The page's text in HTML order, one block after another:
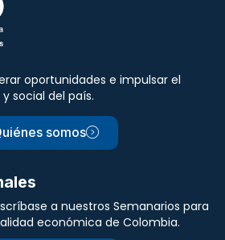
oportunidades e impulsar el
social del país.
somos
a nuestros Semanarios para
económica de Colombia.